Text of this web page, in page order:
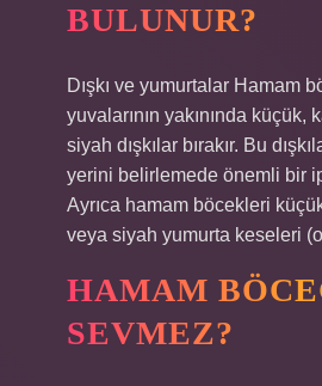
BULUNUR?
Dışkı ve yumurtalar Hamam
yuvalarının yakınında küçük,
siyah dışkılar bırakır. Bu
yerini belirlemede önemli bir
Ayrıca hamam böcekleri
veya siyah yumurta keseleri
HAMAM
SEVMEZ?